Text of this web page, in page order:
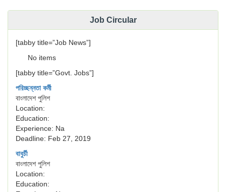
Job Circular
[tabby title=”Job News”]
No items
[tabby title=”Govt. Jobs”]
পরিচ্ছন্নতা কর্মী
বাংলাদেশ পুলিশ
Location:
Education:
Experience: Na
Deadline: Feb 27, 2019
বাবুর্চী
বাংলাদেশ পুলিশ
Location:
Education: